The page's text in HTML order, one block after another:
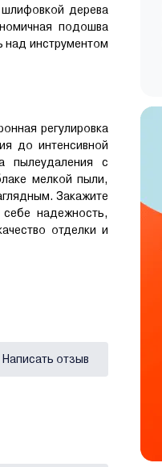
дерева
подошва
над инструментом
регулировка
до интенсивной
пылеудаления с
мелкой пыли,
Закажите
надежность,
отделки и
Написать отзыв